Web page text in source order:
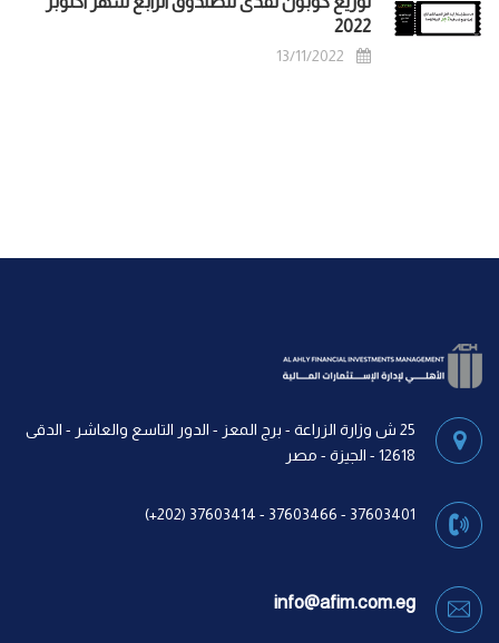
2022
13/11/2022
25 ش وزارة الزراعة - برج المعز - الدور التاسع والعاشر - الدقى
12618 - الجيزة - مصر
37603401 - 37603466 - 37603414 (202+)
info@afim.com.eg